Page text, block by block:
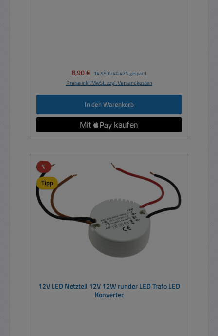
Verkaufspreis:
8,90 € Regulärer Preis:
14,95 € (40.47% gespart)
Preise inkl. MwSt. zzgl. Versandkosten
In den Warenkorb
%Rabatt
Tipp
12V LED Netzteil 12V 12W runder LED Trafo LED
Konverter